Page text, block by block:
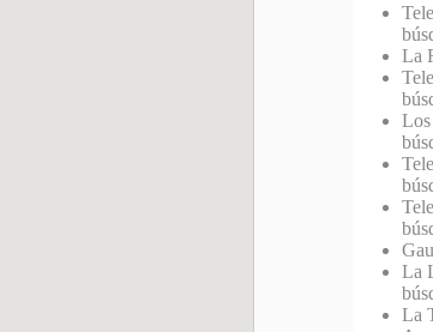
La
Los
La
La